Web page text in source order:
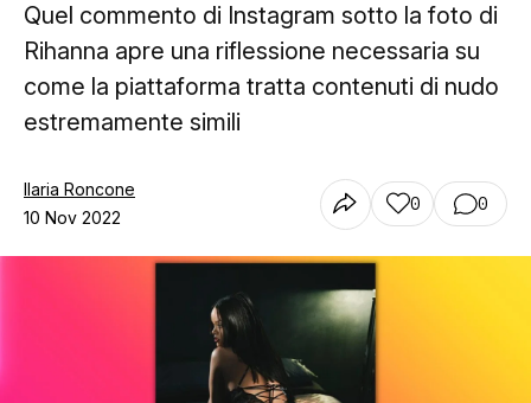
Chi siamo
Contatti
Quel commento di Instagram sotto la foto di
Rihanna apre una riflessione necessaria su
come la piattaforma tratta contenuti di nudo
estremamente simili
Ilaria Roncone
10 Nov 2022
0 0